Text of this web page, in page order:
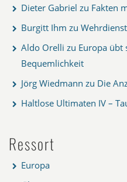
Dieter Gabriel zu Fakten
Burgitt Ihm zu
Aldo Orelli zu Europa übt
Bequemlichkeit
Jörg Wiedmann zu Die
Haltlose Ultimaten IV –
Ressort
Europa